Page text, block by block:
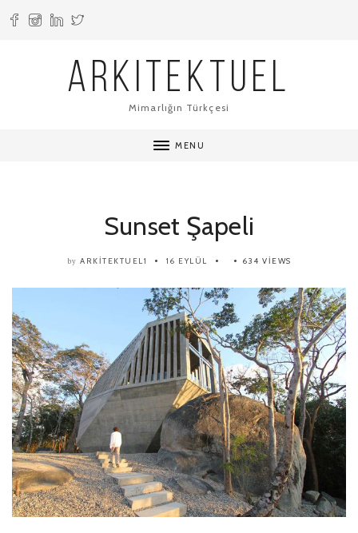
ARKITEKTUEL
Mimarlığın Türkçesi
MENU
Sunset Şapeli
by ARKITEKTUEL1 16 EYLÜL 634 VIEWS